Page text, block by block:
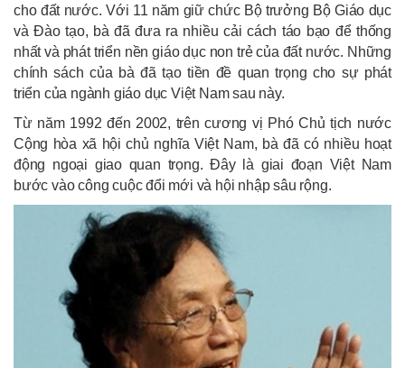
cho đất nước. Với 11 năm giữ chức Bộ trưởng Bộ Giáo dục
và Đào tạo, bà đã đưa ra nhiều cải cách táo bạo để thống
nhất và phát triển nền giáo dục non trẻ của đất nước. Những
chính sách của bà đã tạo tiền đề quan trọng cho sự phát
triển của ngành giáo dục Việt Nam sau này.
Từ năm 1992 đến 2002, trên cương vị Phó Chủ tịch nước
Cộng hòa xã hội chủ nghĩa Việt Nam, bà đã có nhiều hoạt
động ngoại giao quan trọng. Đây là giai đoạn Việt Nam
bước vào công cuộc đổi mới và hội nhập sâu rộng.